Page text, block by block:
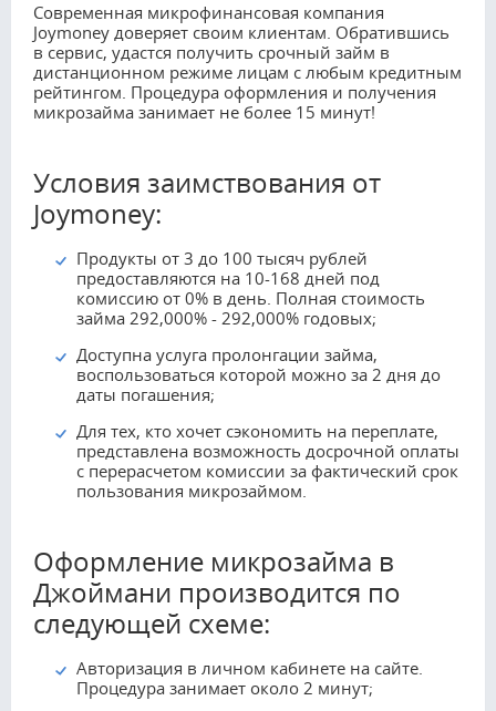
Современная микрофинансовая компания
Joymoney доверяет своим клиентам. Обратившись
в сервис, удастся получить срочный займ в
дистанционном режиме лицам с любым кредитным
рейтингом. Процедура оформления и получения
микрозайма занимает не более 15 минут!
Условия заимствования от
Joymoney:
Продукты от 3 до 100 тысяч рублей
предоставляются на 10-168 дней под
комиссию от 0% в день. Полная стоимость
займа 292,000% - 292,000% годовых;
Доступна услуга пролонгации займа,
воспользоваться которой можно за 2 дня до
даты погашения;
Для тех, кто хочет сэкономить на переплате,
представлена возможность досрочной оплаты
с перерасчетом комиссии за фактический срок
пользования микрозаймом.
Оформление микрозайма в
Джоймани производится по
следующей схеме:
Авторизация в личном кабинете на сайте.
Процедура занимает около 2 минут;